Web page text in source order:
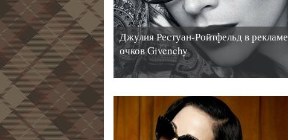
Джулия Рестуан-Ройтфельд в рекламе
очков Givenchy